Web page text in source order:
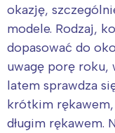
okazję,
modele. Rodzaj,
dopasować do
uwagę porę roku,
latem sprawdza
krótkim
długim rękawem.